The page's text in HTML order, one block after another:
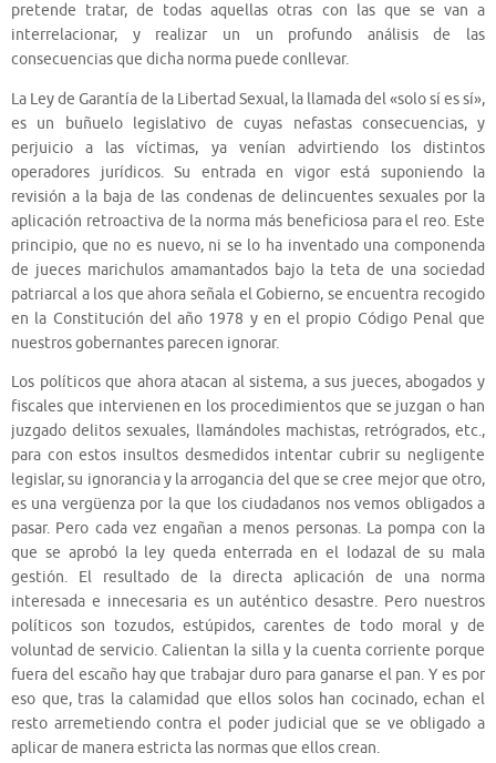
pretende tratar, de todas aquellas otras con las que se van a
interrelacionar, y realizar un un profundo análisis de las
consecuencias que dicha norma puede conllevar.
La Ley de Garantía de la Libertad Sexual, la llamada del «solo sí es sí»,
es un buñuelo legislativo de cuyas nefastas consecuencias, y
perjuicio a las víctimas, ya venían advirtiendo los distintos
operadores jurídicos. Su entrada en vigor está suponiendo la
revisión a la baja de las condenas de delincuentes sexuales por la
aplicación retroactiva de la norma más beneficiosa para el reo. Este
principio, que no es nuevo, ni se lo ha inventado una componenda
de jueces marichulos amamantados bajo la teta de una sociedad
patriarcal a los que ahora señala el Gobierno, se encuentra recogido
en la Constitución del año 1978 y en el propio Código Penal que
nuestros gobernantes parecen ignorar.
Los políticos que ahora atacan al sistema, a sus jueces, abogados y
fiscales que intervienen en los procedimientos que se juzgan o han
juzgado delitos sexuales, llamándoles machistas, retrógrados, etc.,
para con estos insultos desmedidos intentar cubrir su negligente
legislar, su ignorancia y la arrogancia del que se cree mejor que otro,
es una vergüenza por la que los ciudadanos nos vemos obligados a
pasar. Pero cada vez engañan a menos personas. La pompa con la
que se aprobó la ley queda enterrada en el lodazal de su mala
gestión. El resultado de la directa aplicación de una norma
interesada e innecesaria es un auténtico desastre. Pero nuestros
políticos son tozudos, estúpidos, carentes de todo moral y de
voluntad de servicio. Calientan la silla y la cuenta corriente porque
fuera del escaño hay que trabajar duro para ganarse el pan. Y es por
eso que, tras la calamidad que ellos solos han cocinado, echan el
resto arremetiendo contra el poder judicial que se ve obligado a
aplicar de manera estricta las normas que ellos crean.